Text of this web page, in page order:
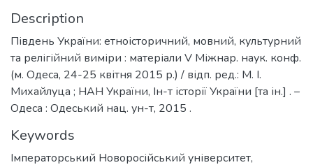
Description
Південь України: етноісторичний, мовний, культурний
та релігійний виміри : матеріали V Міжнар. наук. конф.
(м. Одеса, 24-25 квітня 2015 р.) / відп. ред.: М. І.
Михайлуца ; НАН України, Ін-т історії України [та ін.] . –
Одеса : Одеський нац. ун-т, 2015 .
Keywords
Імператорський Новоросійський університет,